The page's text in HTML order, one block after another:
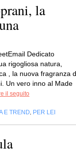
la
Dedicato
rigogliosa natura,
, la nuova fragranza
Un vero inno al Made
il seguito
E TREND PER LEI